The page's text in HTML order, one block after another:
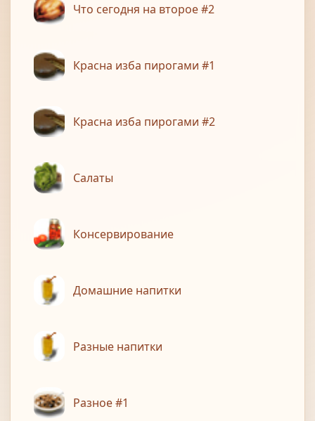
Что сегодня на второе #2
Красна изба пирогами #1
Красна изба пирогами #2
Салаты
Консервирование
Домашние напитки
Разные напитки
Разное #1